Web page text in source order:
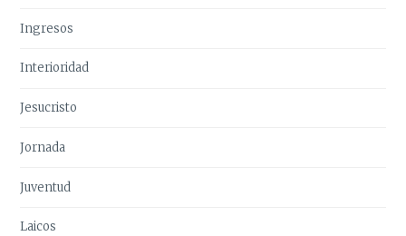
Ingresos
Interioridad
Jesucristo
Jornada
Juventud
Laicos